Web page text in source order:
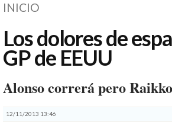
INICIO
Los dolores de
GP de EEUU
Alonso correrá pero
12/11/2013 13:46